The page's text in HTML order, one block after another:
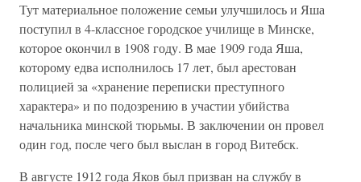
Тут материальное положение семьи улучшилось и Яша
поступил в 4-классное городское училище в Минске,
которое окончил в 1908 году. В мае 1909 года Яша,
которому едва исполнилось 17 лет, был арестован
полицией за «хранение переписки преступного
характера» и по подозрению в участии убийства
начальника минской тюрьмы. В заключении он провел
один год, после чего был выслан в город Витебск.
В августе 1912 года Яков был призван на службу в